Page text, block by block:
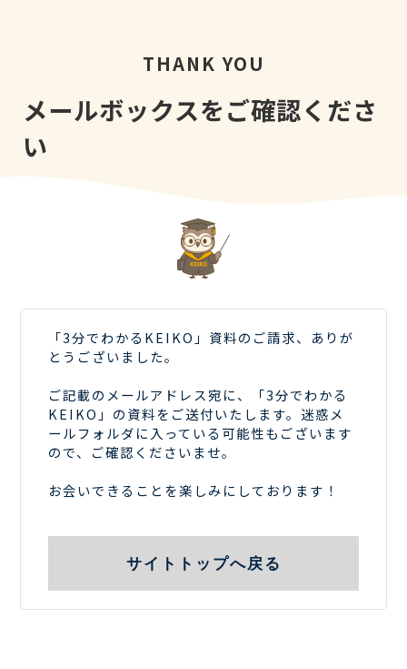
THANK YOU
メールボックスをご確認くださ
い
「3分でわかるKEIKO」資料のご請求、ありが
とうございました。
ご記載のメールアドレス宛に、「3分でわかる
KEIKO」の資料をご送付いたします。迷惑メ
ールフォルダに入っている可能性もございます
ので、ご確認くださいませ。
お会いできることを楽しみにしております！
サイトトップへ戻る